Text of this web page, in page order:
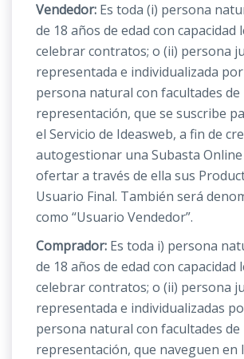
Vendedor: Es toda (i) persona
de 18 años de edad con capacidad
celebrar contratos; o (ii) persona
representada e individualizada
persona natural con facultades de
representación, que se suscribe
el Servicio de Ideasweb, a fin de
autogestionar una Subasta
ofertar a través de ella sus
Usuario Final. También será
como “Usuario Vendedor”.
Comprador: Es toda i) persona
de 18 años de edad con capacidad
celebrar contratos; o (ii) persona
representada e individualizadas
persona natural con facultades de
representación, que naveguen en